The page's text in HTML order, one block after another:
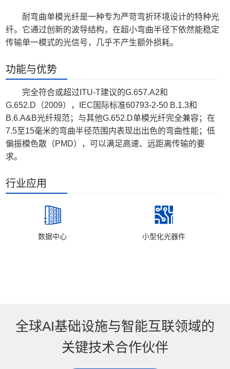
耐弯曲单模光纤是一种专为严苛弯折环境设计的特种光
纤。它通过创新的波导结构，在超小弯曲半径下依然能稳定
传输单一模式的光信号，几乎不产生额外损耗。
功能与优势
完全符合或超过ITU-T建议的G.657.A2和
G.652.D（2009），IEC国际标准60793-2-50 B.1.3和
B.6.A&B光纤规范；与其他G.652.D单模光纤完全兼容；在
7.5至15毫米的弯曲半径范围内表现出出色的弯曲性能；低
偏振模色散（PMD），可以满足高速、远距离传输的要
求。
行业应用
数据中心 小型化光器件
全球AI基础设施与智能互联领域的
关键技术合作伙伴